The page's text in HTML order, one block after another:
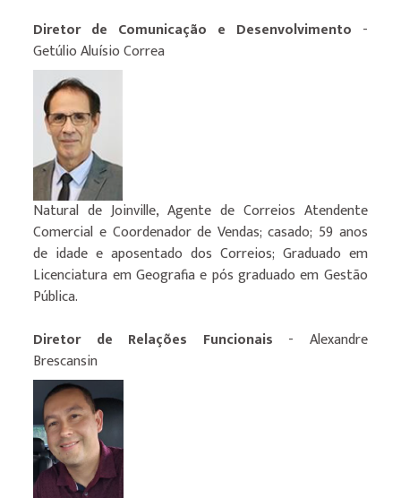
Diretor de Comunicação e Desenvolvimento -
Getúlio Aluísio Correa
Natural de Joinville, Agente de Correios Atendente
Comercial e Coordenador de Vendas; casado; 59 anos
de idade e aposentado dos Correios; Graduado em
Licenciatura em Geografia e pós graduado em Gestão
Pública.
Diretor de Relações Funcionais - Alexandre
Brescansin